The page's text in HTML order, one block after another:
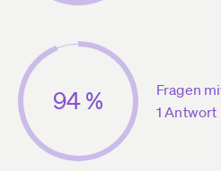
94 %
Fragen
1 Antwort